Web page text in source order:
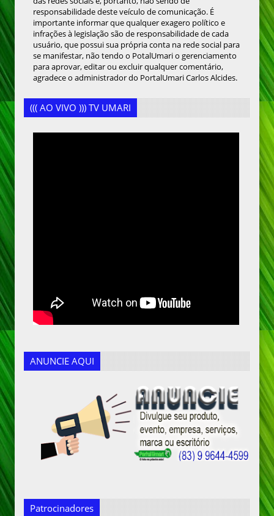
responsabilidade deste veículo de comunicação. É
importante informar que qualquer exagero político e
infrações à legislação são de responsabilidade de cada
usuário, que possui sua própria conta na rede social para
se manifestar, não tendo o PotalUmari o gerenciamento
para aprovar, editar ou excluir qualquer comentário,
agradece o administrador do PortalUmari Carlos Alcides.
((( AO VIVO ))) TV UMARI
ANUNCIE AQUI
Patrocinadores